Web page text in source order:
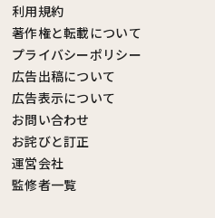
利用規約
著作権と転載について
プライバシーポリシー
広告出稿について
広告表示について
お問い合わせ
お詫びと訂正
運営会社
監修者一覧